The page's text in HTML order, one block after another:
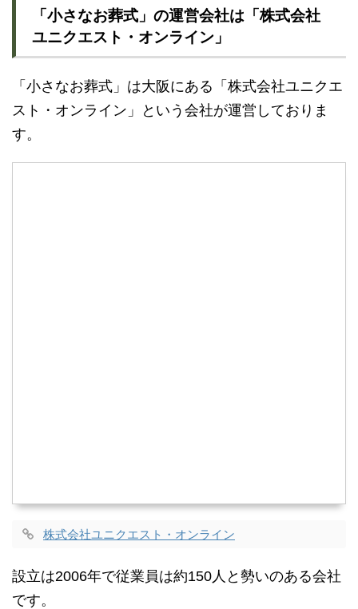
「小さなお葬式」の運営会社は「株式会社
ユニクエスト・オンライン」
「小さなお葬式」は大阪にある「株式会社ユニクエ
スト・オンライン」という会社が運営しておりま
す。
株式会社ユニクエスト・オンライン
設立は2006年で従業員は約150人と勢いのある会社
です。